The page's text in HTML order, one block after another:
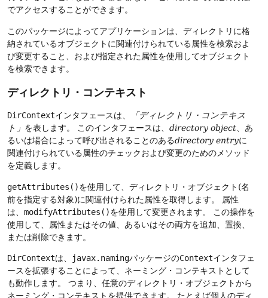
でアクセスすることができます。
このパッケージによってアプリケーションは、ディレクトリに格
納されているオブジェクトに関連付けられている属性を検索およ
び変更すること、および指定された属性を使用してオブジェクト
を検索できます。
ディレクトリ・コンテキスト
DirContextインタフェースは、
「ディレクトリ・コンテキス
ト」 を表します。 このインタフェースは、 directory object、あ
るいは場合によって呼び出されることのあるdirectory entryに
関連付けられている属性のチェックおよび変更のためのメソッド
を定義します。
getAttributes()を使用して、ディレクトリ・オブジェクト(名
前を指定する対象)に関連付けられた属性を取得します。
属性
は、 modifyAttributes()を使用して変更されます。
この操作を
使用して、属性またはその値、あるいはその両方を追加、置換、
または削除できます。
DirContextは、 javax.namingパッケージのContextインタフェ
ースを拡張することによって、ネーミング・コンテキストとして
も動作します。
つまり、任意のディレクトリ・オブジェクトから
ネーミング・コンテキストを提供できます。
たとえば個人のディ